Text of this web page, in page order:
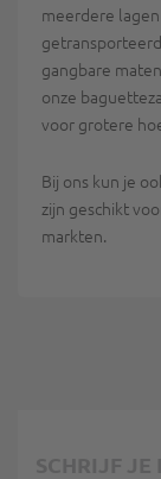
meerdere
gangbare
onze
voor grotere
Bij ons kun je
zijn geschikt
markten.